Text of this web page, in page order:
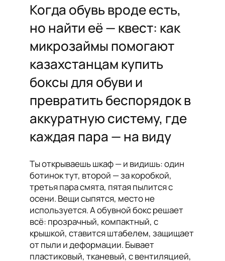
Когда обувь вроде есть,
но найти её — квест: как
микрозаймы помогают
казахстанцам купить
боксы для обуви и
превратить беспорядок в
аккуратную систему, где
каждая пара — на виду
Ты открываешь шкаф — и видишь: один
ботинок тут, второй — за коробкой,
третья пара смята, пятая пылится с
осени. Вещи сыпятся, место не
используется. А обувной бокс решает
всё: прозрачный, компактный, с
крышкой, ставится штабелем, защищает
от пыли и деформации. Бывает
пластиковый, тканевый, с вентиляцией,